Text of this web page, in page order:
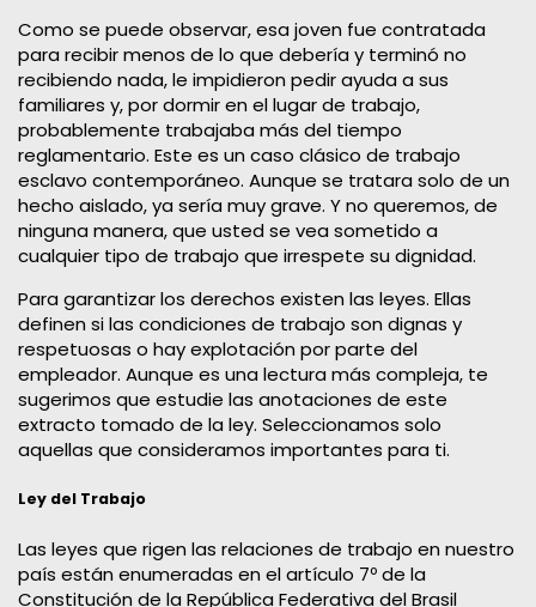
Como se puede observar, esa joven fue contratada
para recibir menos de lo que debería y terminó no
recibiendo nada, le impidieron pedir ayuda a sus
familiares y, por dormir en el lugar de trabajo,
probablemente trabajaba más del tiempo
reglamentario. Este es un caso clásico de trabajo
esclavo contemporáneo. Aunque se tratara solo de un
hecho aislado, ya sería muy grave. Y no queremos, de
ninguna manera, que usted se vea sometido a
cualquier tipo de trabajo que irrespete su dignidad.
Para garantizar los derechos existen las leyes. Ellas
definen si las condiciones de trabajo son dignas y
respetuosas o hay explotación por parte del
empleador. Aunque es una lectura más compleja, te
sugerimos que estudie las anotaciones de este
extracto tomado de la ley. Seleccionamos solo
aquellas que consideramos importantes para ti.​
Ley del Trabajo
Las leyes que rigen las relaciones de trabajo en nuestro
país están enumeradas en el artículo 7º de la
Constitución de la República Federativa del Brasil